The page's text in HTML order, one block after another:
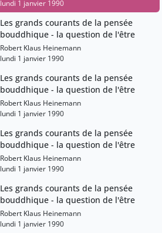
lundi 1 janvier 1990
Les grands courants de la pensée
bouddhique - la question de l'être
Robert Klaus Heinemann
lundi 1 janvier 1990
Les grands courants de la pensée
bouddhique - la question de l'être
Robert Klaus Heinemann
lundi 1 janvier 1990
Les grands courants de la pensée
bouddhique - la question de l'être
Robert Klaus Heinemann
lundi 1 janvier 1990
Les grands courants de la pensée
bouddhique - la question de l'être
Robert Klaus Heinemann
lundi 1 janvier 1990